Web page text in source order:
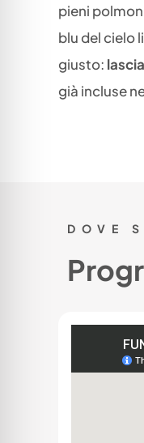
pieni
blu del cielo
giusto:
già incluse
DOVE